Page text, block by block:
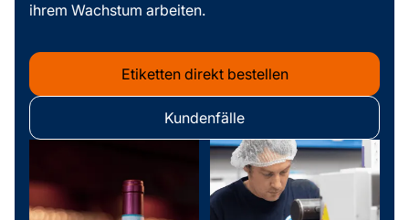
ihrem Wachstum arbeiten.
Etiketten direkt bestellen
Kundenfälle